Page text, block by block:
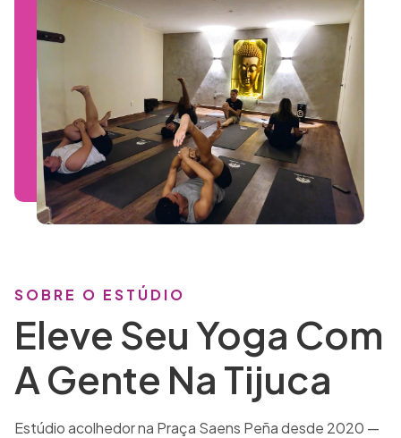
SOBRE O ESTÚDIO
Eleve Seu Yoga Com
A Gente Na Tijuca
Estúdio acolhedor na Praça Saens Peña desde 2020 —